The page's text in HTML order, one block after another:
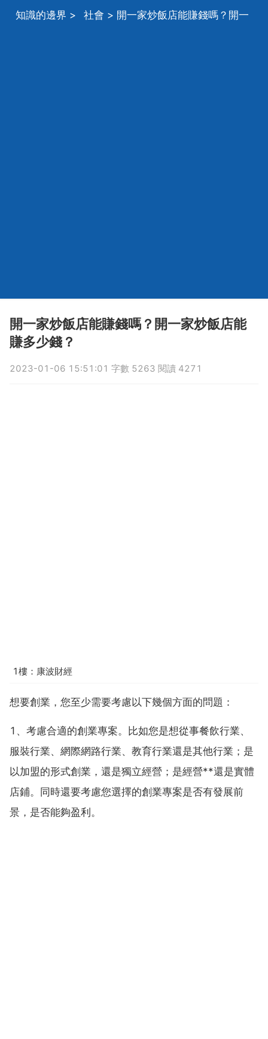
知識的邊界 > 社會 > 開一家炒飯店能賺錢嗎？開一
開一家炒飯店能賺錢嗎？開一家炒飯店能
賺多少錢？
2023-01-06 15:51:01 字數 5263 閱讀 4271
1樓：康波財經
想要創業，您至少需要考慮以下幾個方面的問題：
1、考慮合適的創業專案。比如您是想從事餐飲行業、
服裝行業、網際網路行業、教育行業還是其他行業；是
以加盟的形式創業，還是獨立經營；是經營**還是實體
店鋪。同時還要考慮您選擇的創業專案是否有發展前
景，是否能夠盈利。